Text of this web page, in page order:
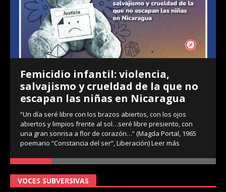
Femicidio infantil: violencia,
salvajismo y crueldad de la que no
escapan las niñas en Nicaragua
“Un día seré libre con los brazos abiertos, con los ojos
abiertos y limpios frente al sol…seré libre presiento, con
una gran sonrisa a flor de corazón…” (Magda Portal, 1965
poemario “Constancia del ser”, Liberación)Leer más
VOCES SUBVERSIVAS